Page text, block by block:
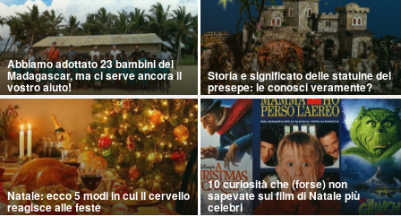
Abbiamo adottato 23 bambini del
Madagascar, ma ci serve ancora il
vostro aiuto!
Storia e significato delle statuine del
presepe: le conosci veramente?
Natale: ecco 5 modi in cui il cervello
reagisce alle feste
10 curiosità che (forse) non
sapevate sui film di Natale più
celebri